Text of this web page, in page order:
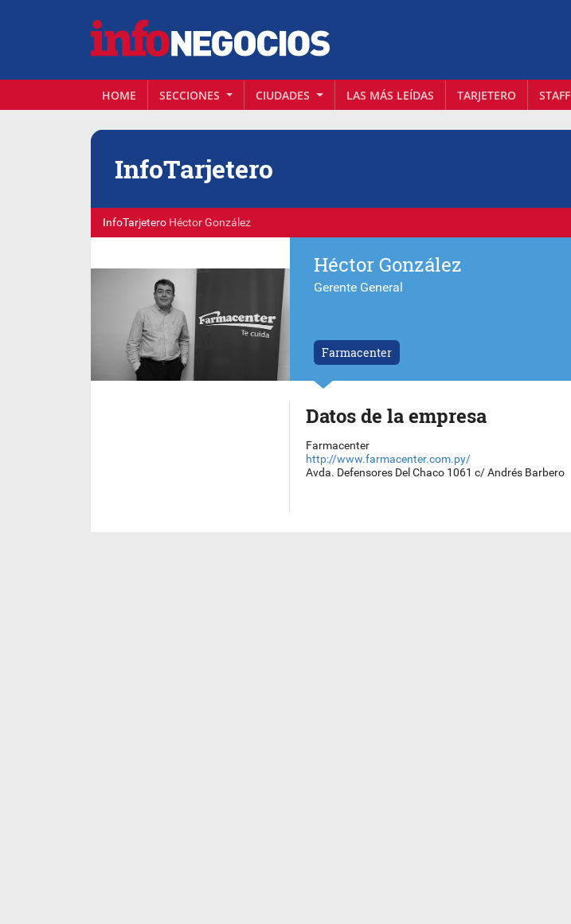
HOME SECCIONES CIUDADES LAS MÁS LEÍDAS TARJETERO STAFF
InfoTarjetero
InfoTarjetero Héctor González
Héctor González
Gerente General
Farmacenter
Datos de la empresa
Farmacenter
http://www.farmacenter.com.py/
Avda. Defensores Del Chaco 1061 c/ Andrés Barbero